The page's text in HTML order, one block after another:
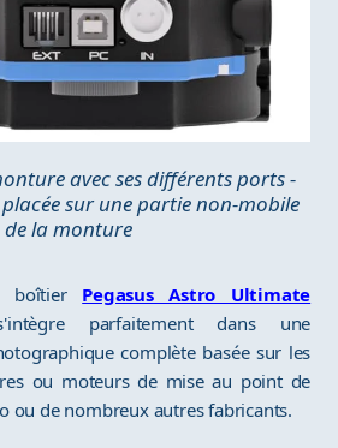
avec ses différents ports -
sur une partie non-mobile
de la monture
boîtier Pegasus Astro Ultimate
parfaitement dans une
complète basée sur les
ou moteurs de mise au point de
ou de nombreux autres fabricants.